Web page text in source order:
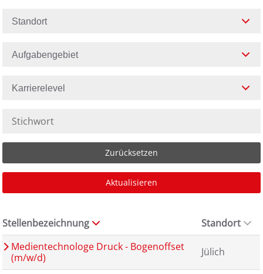
Standort
Aufgabengebiet
Karrierelevel
Zurücksetzen
Aktualisieren
Stellenbezeichnung
Standort
Medientechnologe Druck - Bogenoffset
(m/w/d)
Jülich